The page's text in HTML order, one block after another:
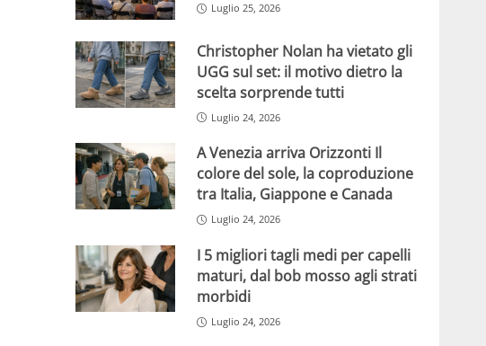
Luglio 25, 2026
Christopher Nolan ha vietato gli
UGG sul set: il motivo dietro la
scelta sorprende tutti
Luglio 24, 2026
A Venezia arriva Orizzonti Il
colore del sole, la coproduzione
tra Italia, Giappone e Canada
Luglio 24, 2026
I 5 migliori tagli medi per capelli
maturi, dal bob mosso agli strati
morbidi
Luglio 24, 2026